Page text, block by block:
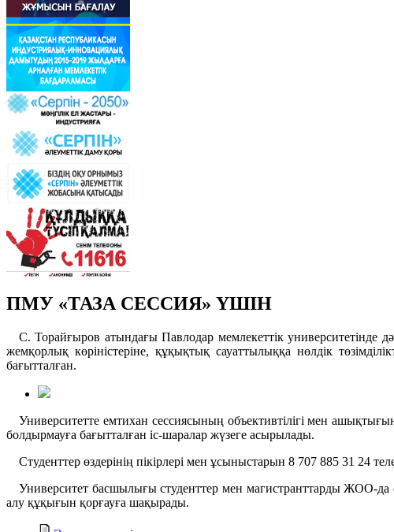
ПМУ «ТАЗА СЕССИЯ» ҮШІН
С. Торайғыров атындағы Павлодар мемлекеттік университетінде
жемқорлық көріністеріне, құқықтық сауаттылыққа нөлдік
бағытталған.
Университетте емтихан сессиясының объективтілігі мен
болдырмауға бағытталған іс-шаралар жүзеге асырылады.
Студенттер өздерінің пікірлері мен ұсыныстарын 8 707 885 31 24
Университет басшылығы студенттер мен магистранттарды ЖОО-да
алу құқығын қорғауға шақырады.